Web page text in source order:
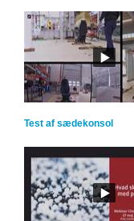
Test af sædekonsol